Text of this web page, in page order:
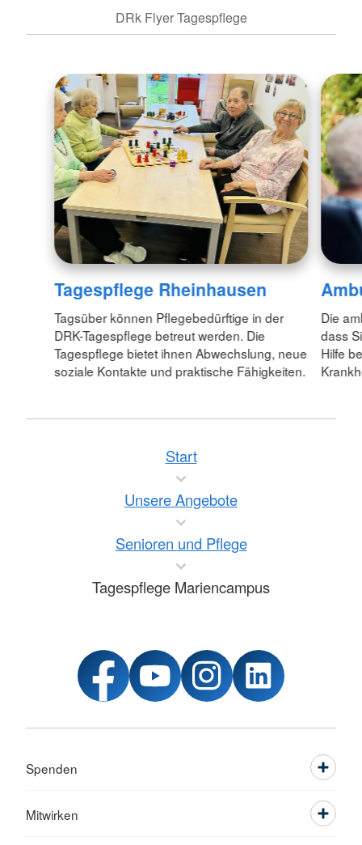
DRk Flyer Tagespflege
Tagespflege Rheinhausen
Tagsüber können Pflegebedürftige in der
DRK-Tagespflege betreut werden. Die
Tagespflege bietet ihnen Abwechslung, neue
soziale Kontakte und praktische Fähigkeiten.
Die
dass
Hilfe
Start
Unsere Angebote
Senioren und Pflege
Tagespflege Mariencampus
Spenden
Mitwirken